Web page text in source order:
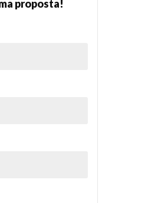
proposta!